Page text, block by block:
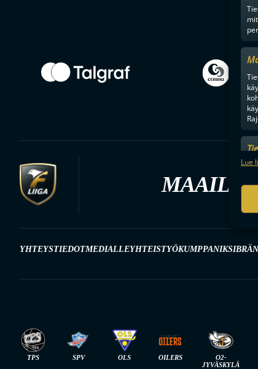
Lue
YHTEYSTIEDOTMEDIALLEYHTEISTYÖKUMPPANIKSI
TPS SPV OLS OILERS
O2-
JYVÄSKYLÄ